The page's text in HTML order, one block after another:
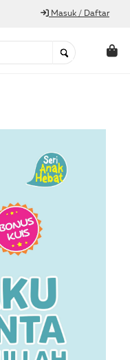
Masuk / Daftar